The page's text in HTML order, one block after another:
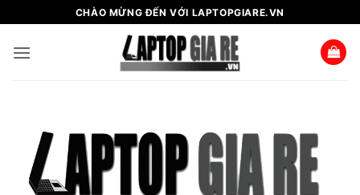
qua
nội
CHÀO MỪNG ĐẾN VỚI LAPTOPGIARE.VN